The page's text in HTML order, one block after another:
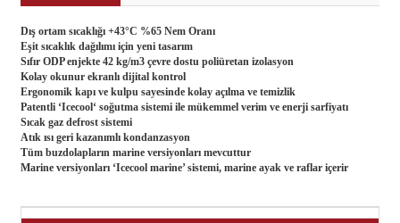
Dış ortam sıcaklığı +43°C %65 Nem Oranı
Eşit sıcaklık dağılımı için yeni tasarım
Sıfır ODP enjekte 42 kg/m3 çevre dostu poliüretan izolasyon
Kolay okunur ekranlı dijital kontrol
Ergonomik kapı ve kulpu sayesinde kolay açılma ve temizlik
Patentli ‘Icecool‘ soğutma sistemi ile mükemmel verim ve enerji sarfiyatı
Sıcak gaz defrost sistemi
Atık ısı geri kazanımlı kondanzasyon
Tüm buzdolapların marine versiyonları mevcuttur
Marine versiyonları ‘Icecool marine’ sistemi, marine ayak ve raflar içerir